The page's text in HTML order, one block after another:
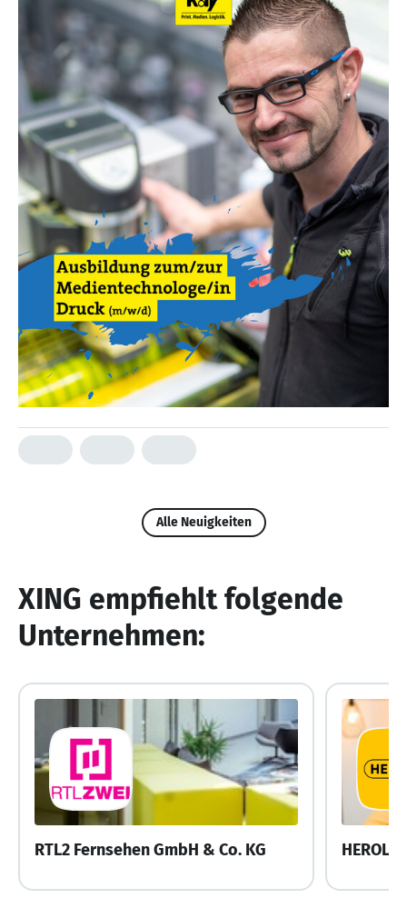
Alle Neuigkeiten
XING empfiehlt folgende
Unternehmen:
RTL2 Fernsehen GmbH & Co. KG